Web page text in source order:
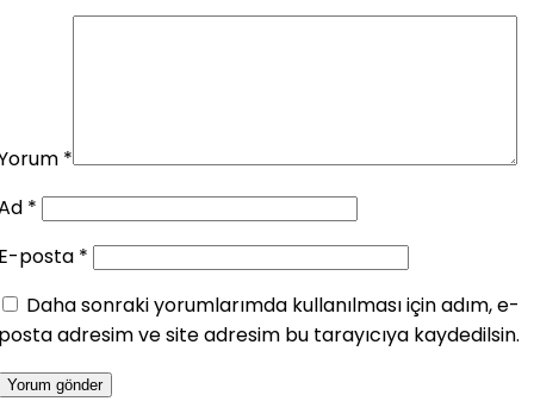
*
*
posta *
Daha sonraki yorumlarımda kullanılması için adım, e-
adresim ve site adresim bu tarayıcıya kaydedilsin.